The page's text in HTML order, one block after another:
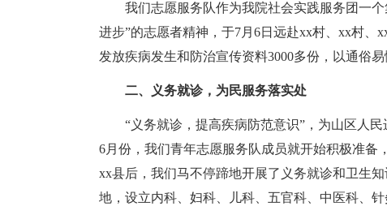
我们志愿服务队作为我院社会实践服务团一个
进步”的志愿者精神，于7月6日远赴xx村、xx村
发放疾病发生和防治宣传资料3000多份，以通俗
二、义务就诊，为民服务落实处
“义务就诊，提高疾病防范意识”，为山区人民
6月份，我们青年志愿服务队成员就开始积极准备
xx县后，我们马不停蹄地开展了义务就诊和卫生
地，设立内科、妇科、儿科、五官科、中医科、